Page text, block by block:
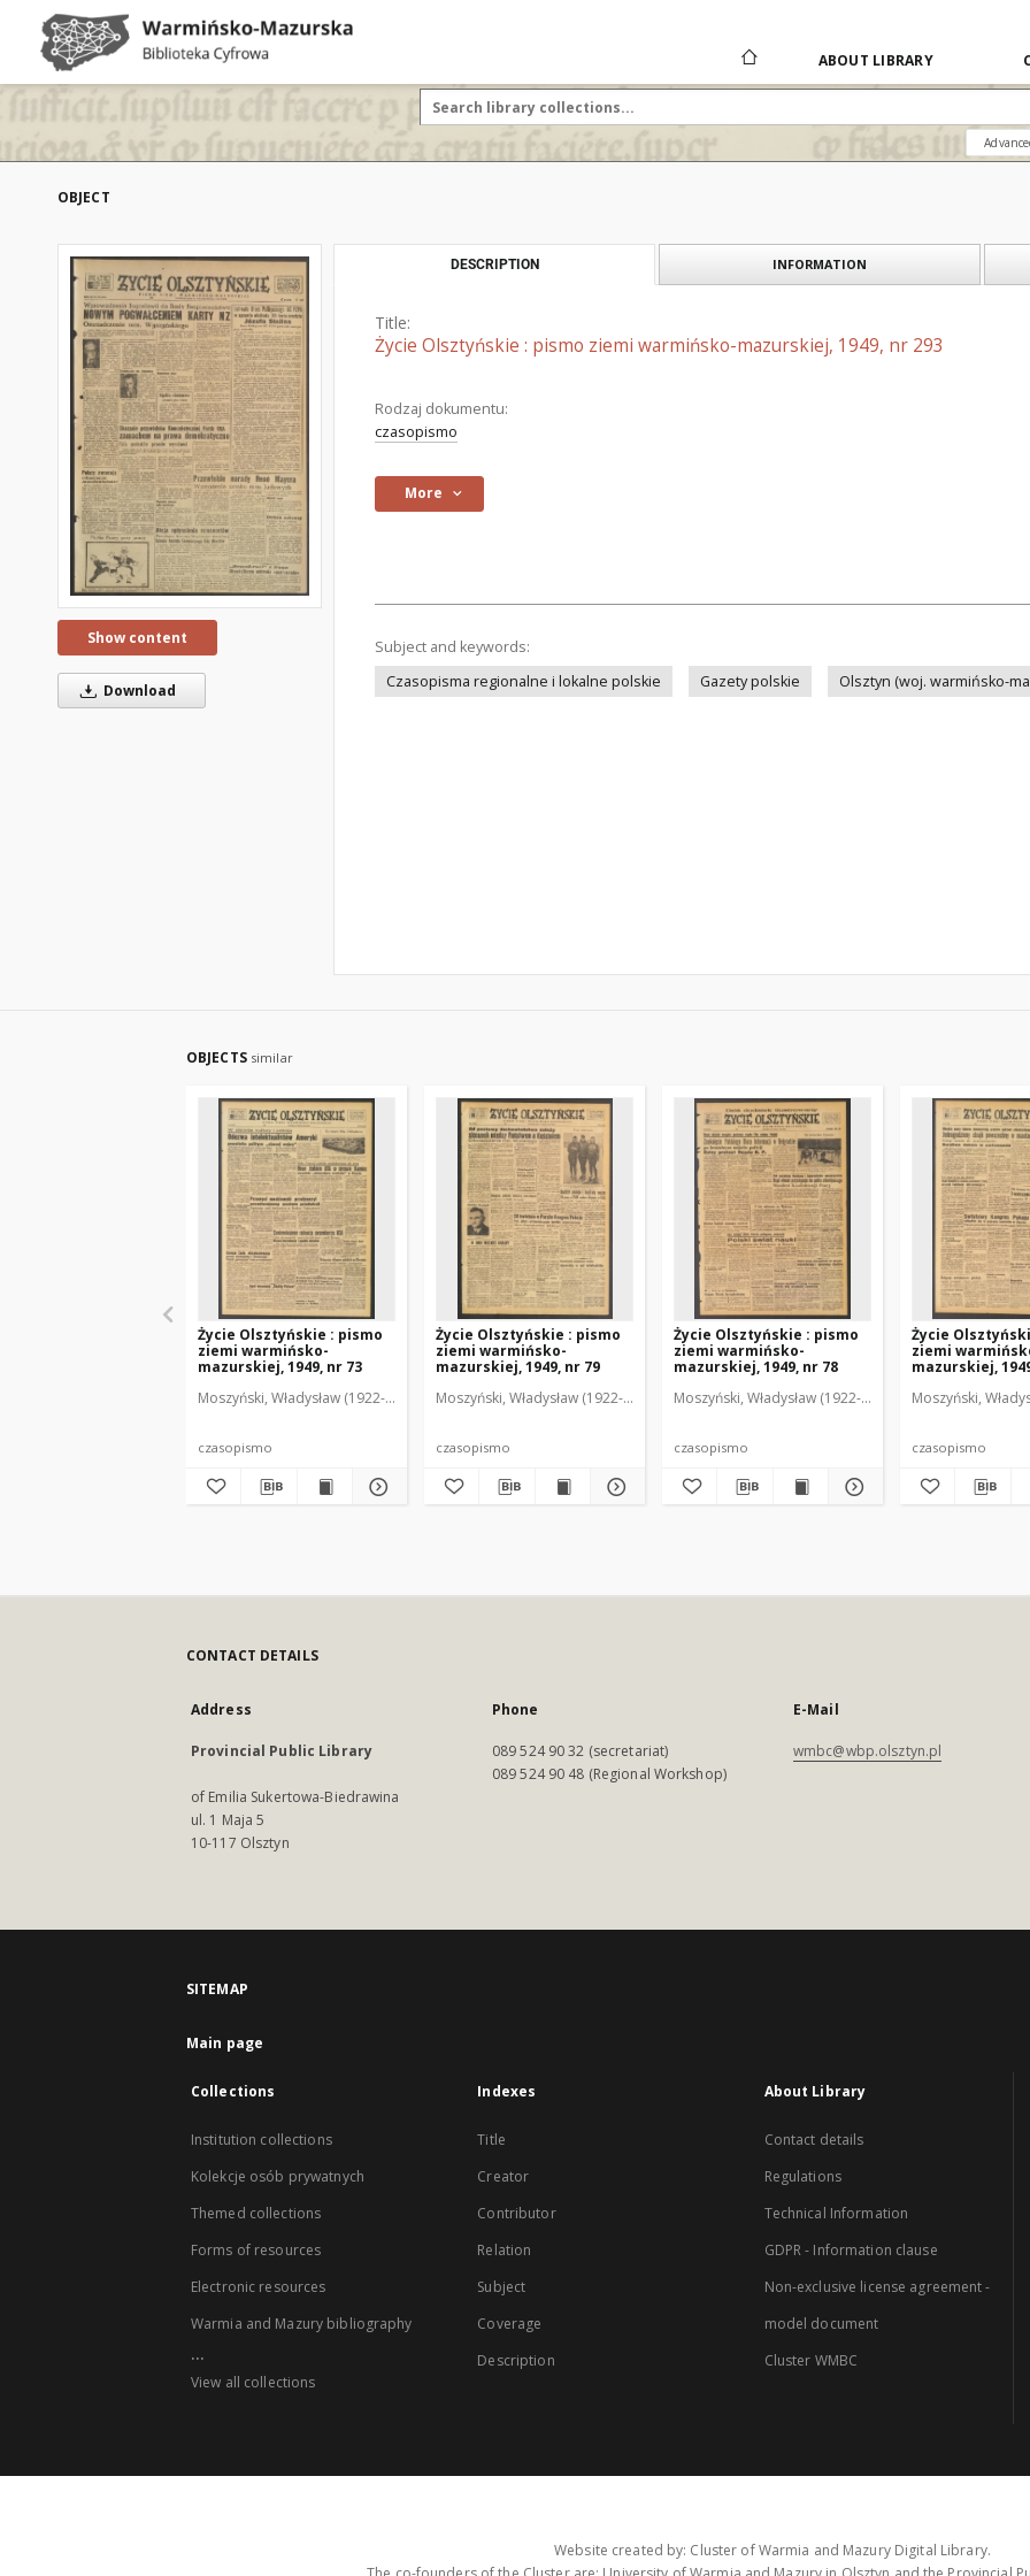
ABOUT LIBRARY
OBJECT
Show content
Download
DESCRIPTION INFORMATION
Title:
Życie Olsztyńskie : pismo ziemi warmińsko-mazurskiej, 1949, nr 293
Rodzaj dokumentu:
czasopismo
More
Subject and keywords:
Czasopisma regionalne i lokalne polskie
Gazety polskie Olsztyn (woj. warmińsko-
OBJECTS similar
Życie Olsztyńskie : pismo
ziemi warmińsko-
mazurskiej, 1949, nr 73
Moszyński, Władysław (1922-2001). Red. Mroczkowski, Włodzimierz (1902-1971). Red. Osiecki, Andrzej. Red.
czasopismo
Życie Olsztyńskie : pismo
ziemi warmińsko-
mazurskiej, 1949, nr 79
Moszyński, Władysław (1922-2001). Red. Mroczkowski, Włodzimierz (1902-1971). Red.
czasopismo
Życie Olsztyńskie : pismo
ziemi warmińsko-
mazurskiej, 1949, nr 78
Moszyński, Władysław (1922-2001). Red. Mroczkowski,
czasopismo
Życie
ziemi
mazurskiej,
Moszyński,
czasopismo
CONTACT DETAILS
Address
Provincial Public Library
of Emilia Sukertowa-Biedrawina
ul. 1 Maja 5
10-117 Olsztyn
Phone
089 524 90 32 (secretariat)
089 524 90 48 (Regional Workshop)
E-Mail
wmbc@wbp.olsztyn.pl
SITEMAP
Main page
Collections
Institution collections
Kolekcje osób prywatnych
Themed collections
Forms of resources
Electronic resources
Warmia and Mazury bibliography
...
View all collections
Indexes
Title
Creator
Contributor
Relation
Subject
Coverage
Description
About Library
Contact details
Regulations
Technical Information
GDPR - Information clause
Non-exclusive license agreement -
model document
Cluster WMBC
Website created by: Cluster of Warmia and Mazury Digital Library.